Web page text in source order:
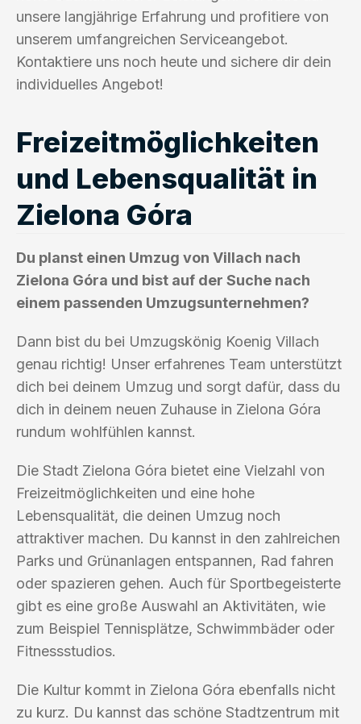
unsere langjährige Erfahrung und profitiere von
unserem umfangreichen Serviceangebot.
Kontaktiere uns noch heute und sichere dir dein
individuelles Angebot!
Freizeitmöglichkeiten
und Lebensqualität in
Zielona Góra
Du planst einen Umzug von Villach nach
Zielona Góra und bist auf der Suche nach
einem passenden Umzugsunternehmen?
Dann bist du bei Umzugskönig Koenig Villach
genau richtig! Unser erfahrenes Team unterstützt
dich bei deinem Umzug und sorgt dafür, dass du
dich in deinem neuen Zuhause in Zielona Góra
rundum wohlfühlen kannst.
Die Stadt Zielona Góra bietet eine Vielzahl von
Freizeitmöglichkeiten und eine hohe
Lebensqualität, die deinen Umzug noch
attraktiver machen. Du kannst in den zahlreichen
Parks und Grünanlagen entspannen, Rad fahren
oder spazieren gehen. Auch für Sportbegeisterte
gibt es eine große Auswahl an Aktivitäten, wie
zum Beispiel Tennisplätze, Schwimmbäder oder
Fitnessstudios.
Die Kultur kommt in Zielona Góra ebenfalls nicht
zu kurz. Du kannst das schöne Stadtzentrum mit